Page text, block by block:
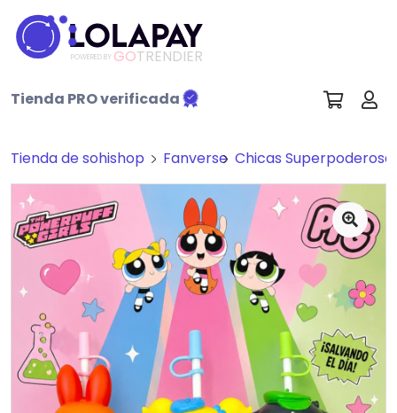
POWERED BY GOTRENDIER
Tienda PRO verificada
Tienda de sohishop Fanverse Chicas